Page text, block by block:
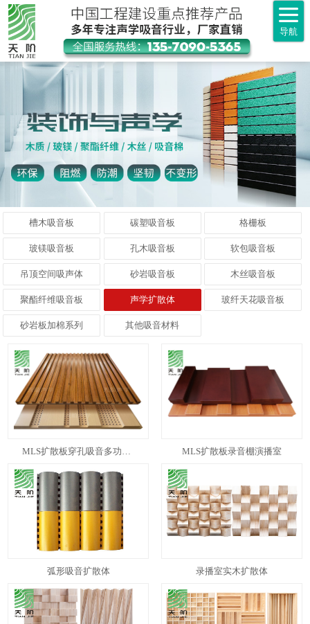
导航
槽木吸音板 碳塑吸音板 格栅板
玻镁吸音板 孔木吸音板 软包吸音板
吊顶空间吸声体 砂岩吸音板 木丝吸音板
聚酯纤维吸音板 声学扩散体 玻纤天花吸音板
砂岩板加棉系列 其他吸音材料
MLS扩散板穿孔吸音多功能表演厅 MLS扩散板录音棚演播室
弧形吸音扩散体 录播室实木扩散体